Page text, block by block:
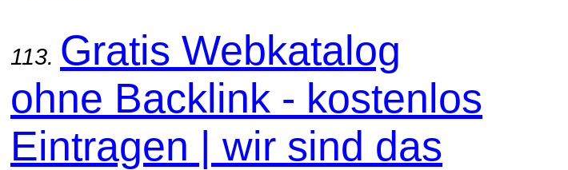
113. Gratis Webkatalog
ohne Backlink - kostenlos
Eintragen | wir sind das